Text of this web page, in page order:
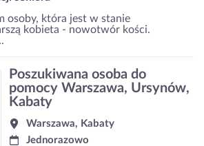
osoby, która jest w stanie
kobieta - nowotwór kości.
Poszukiwana osoba do
pomocy Warszawa, Ursynów,
Kabaty
Warszawa, Kabaty
Jednorazowo